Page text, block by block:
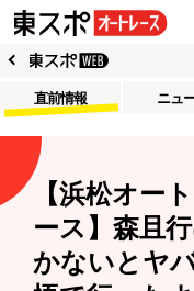
直前情報 ニュ
【浜松オー
ース】森且
かないとヤ